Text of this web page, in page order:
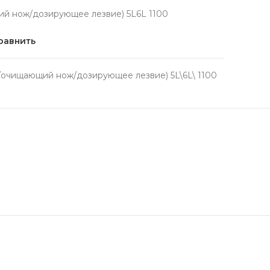
нож/дозирующее лезвие) 5L6L 1100
нож/дозирующее лезвие) 5L\6L\ 1100